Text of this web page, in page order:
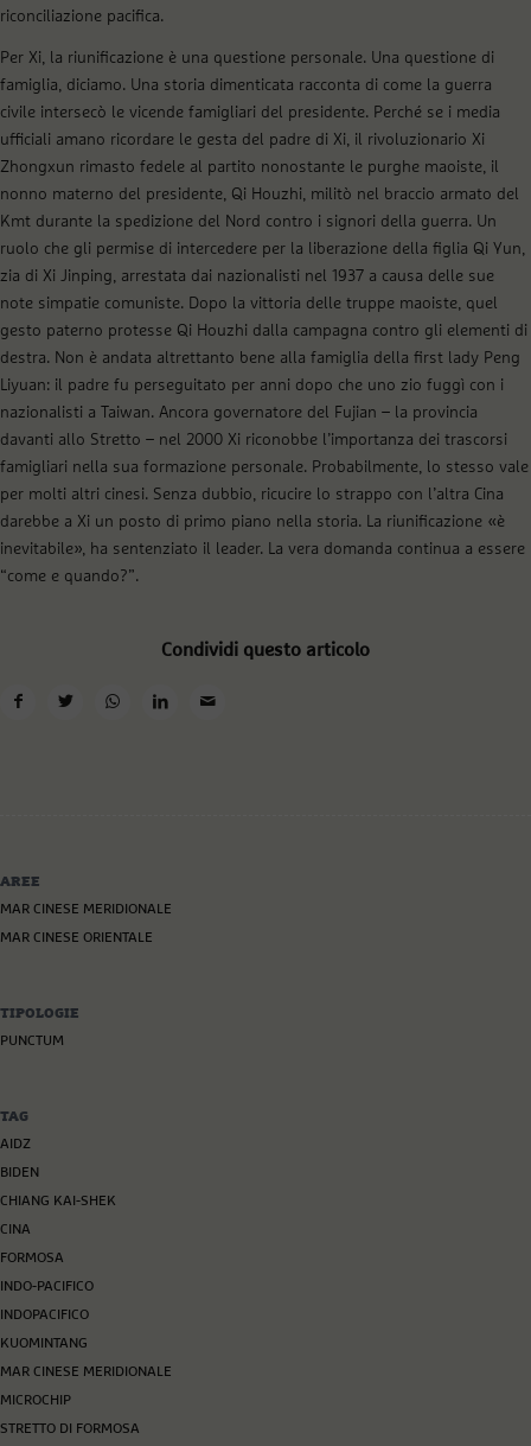
riconciliazione pacifica.
Per Xi, la riunificazione è una questione personale. Una questione di
famiglia, diciamo. Una storia dimenticata racconta di come la guerra
civile intersecò le vicende famigliari del presidente. Perché se i media
ufficiali amano ricordare le gesta del padre di Xi, il rivoluzionario Xi
Zhongxun rimasto fedele al partito nonostante le purghe maoiste, il
nonno materno del presidente, Qi Houzhi, militò nel braccio armato del
Kmt durante la spedizione del Nord contro i signori della guerra. Un
ruolo che gli permise di intercedere per la liberazione della figlia Qi Yun,
zia di Xi Jinping, arrestata dai nazionalisti nel 1937 a causa delle sue
note simpatie comuniste. Dopo la vittoria delle truppe maoiste, quel
gesto paterno protesse Qi Houzhi dalla campagna contro gli elementi di
destra. Non è andata altrettanto bene alla famiglia della first lady Peng
Liyuan: il padre fu perseguitato per anni dopo che uno zio fuggì con i
nazionalisti a Taiwan. Ancora governatore del Fujian – la provincia
davanti allo Stretto – nel 2000 Xi riconobbe l’importanza dei trascorsi
famigliari nella sua formazione personale. Probabilmente, lo stesso vale
per molti altri cinesi. Senza dubbio, ricucire lo strappo con l’altra Cina
darebbe a Xi un posto di primo piano nella storia. La riunificazione «è
inevitabile», ha sentenziato il leader. La vera domanda continua a essere
“come e quando?”.
Condividi questo articolo
AREE
MAR CINESE MERIDIONALE
MAR CINESE ORIENTALE
TIPOLOGIE
PUNCTUM
TAG
AIDZ
BIDEN
CHIANG KAI-SHEK
CINA
FORMOSA
INDO-PACIFICO
INDOPACIFICO
KUOMINTANG
MAR CINESE MERIDIONALE
MICROCHIP
STRETTO DI FORMOSA